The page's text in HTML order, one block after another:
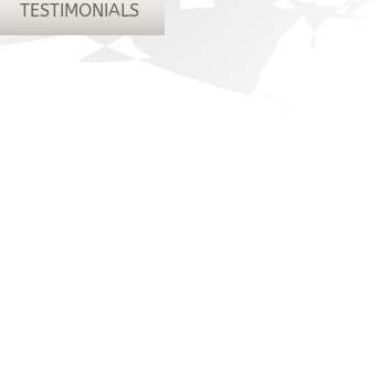
TESTIMONIALS